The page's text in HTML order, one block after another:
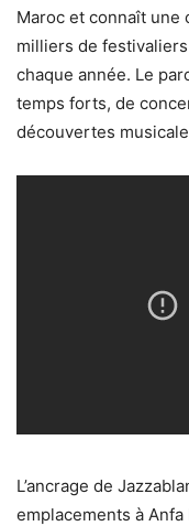
Maroc et connaît une
milliers de
chaque année. Le
temps forts, de
découvertes
L’ancrage de
emplacements à